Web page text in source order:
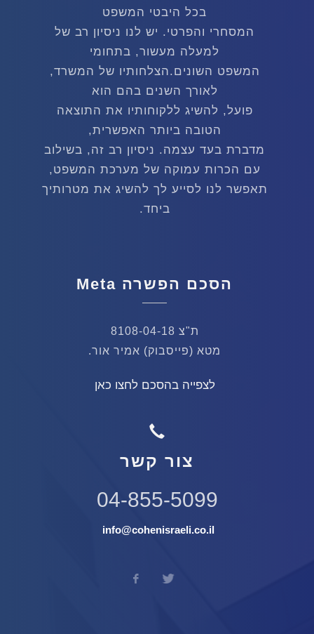
בכל היבטי המשפט
המסחרי והפרטי. יש לנו ניסיון רב של
למעלה מעשור, בתחומי
המשפט השונים.הצלחותיו של המשרד,
לאורך השנים בהם הוא
פועל, להשיג ללקוחותיו את התוצאה
הטובה ביותר האפשרית,
מדברת בעד עצמה. ניסיון רב זה, בשילוב
עם הכרות עמוקה של מערכת המשפט,
תאפשר לנו לסייע לך להשיג את מטרותיך
ביחד.
הסכם הפשרה Meta
ת"צ 8108-04-18
מטא (פייסבוק) אמיר אור.
לצפייה בהסכם לחצו כאן
צור קשר
04-855-5099
info@cohenisraeli.co.il